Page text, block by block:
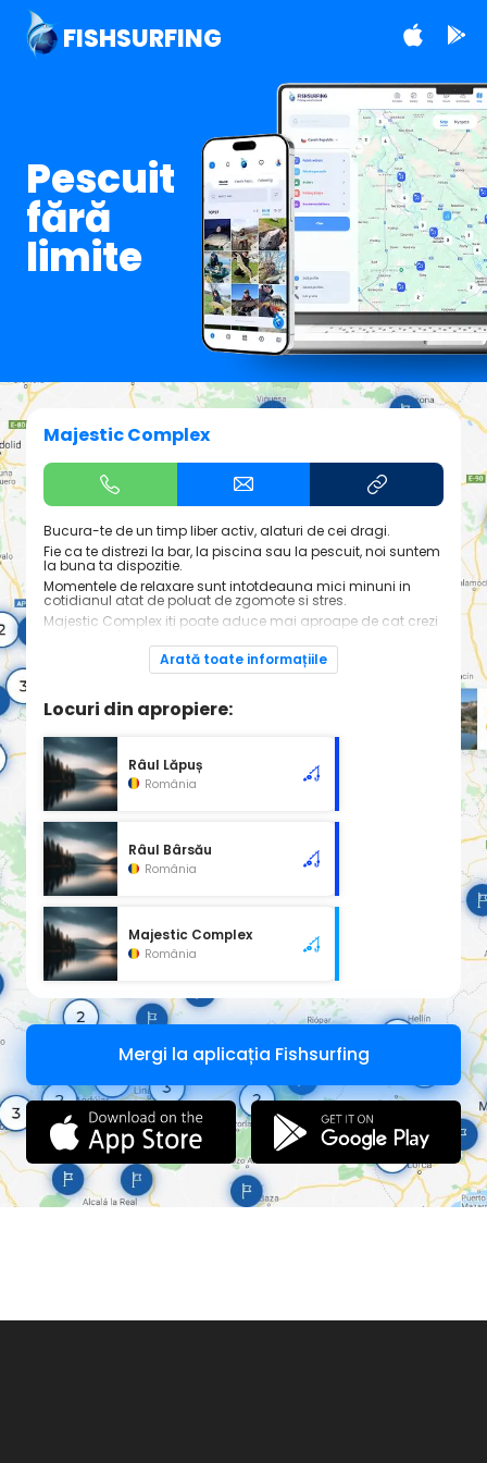
FISHSURFING
Pescuit
fără
limite
Majestic Complex
Bucura-te de un timp liber activ, alaturi de cei dragi.
Fie ca te distrezi la bar, la piscina sau la pescuit, noi suntem
la buna ta dispozitie.
Momentele de relaxare sunt intotdeauna mici minuni in
cotidianul atat de poluat de zgomote si stres.
Majestic Complex iti poate aduce mai aproape de cat crezi
Nu lasa cotidianul sa iti fure atentia de la tine.
Piscina pentru adulti, lac de pescuit, cazare la casute, sala
Arată toate informațiile
Locuri din apropiere:
Râul Lăpuș
România
Râul Bârsău
România
Majestic Complex
România
Mergi la aplicația Fishsurfing